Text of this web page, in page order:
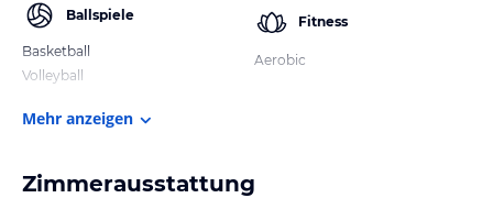
Ballspiele
Basketball
Volleyball
Fitness
Aerobic
Mehr anzeigen
Zimmerausstattung